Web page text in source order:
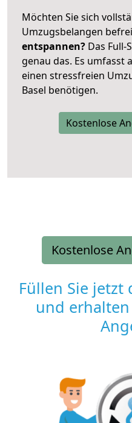
Möchten Sie sich
Umzugsbelangen
entspannen? Das Full-
genau das. Es umfasst
einen stressfreien
Basel benötigen.
Kostenlose
Kostenlose
Füllen Sie jetzt
und